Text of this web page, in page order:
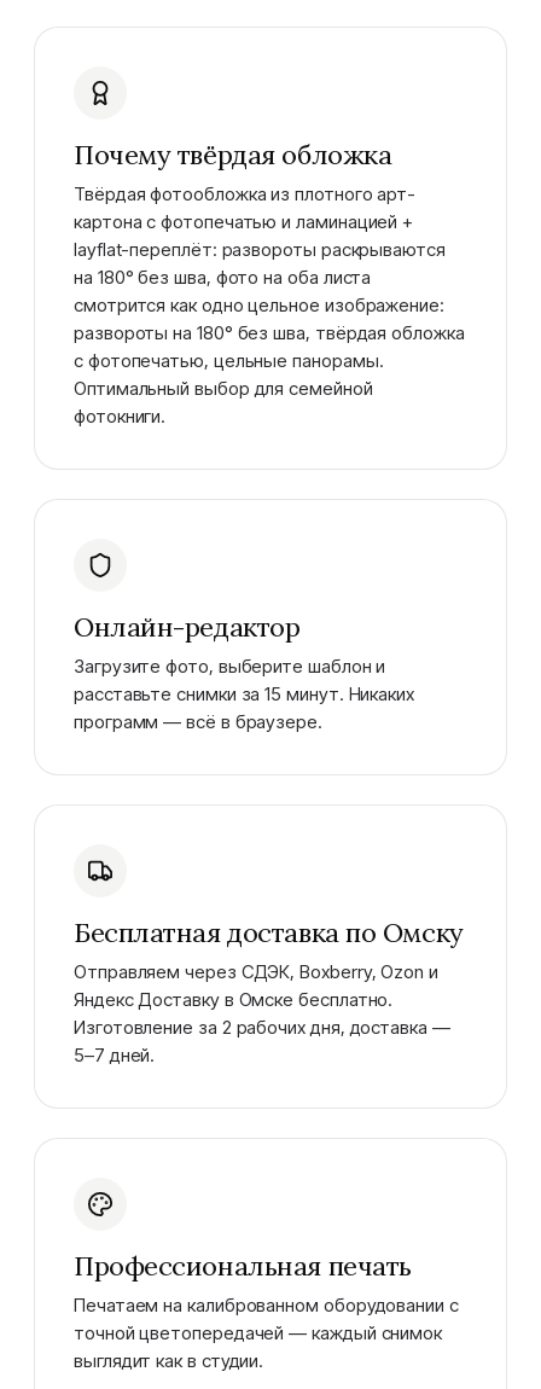
Почему твёрдая обложка
Твёрдая фотообложка из плотного арт-
картона с фотопечатью и ламинацией +
layflat-переплёт: развороты раскрываются
на 180° без шва, фото на оба листа
смотрится как одно цельное изображение:
развороты на 180° без шва, твёрдая обложка
с фотопечатью, цельные панорамы.
Оптимальный выбор для семейной
фотокниги.
Онлайн-редактор
Загрузите фото, выберите шаблон и
расставьте снимки за 15 минут. Никаких
программ — всё в браузере.
Бесплатная доставка по Омску
Отправляем через СДЭК, Boxberry, Ozon и
Яндекс Доставку в Омске бесплатно.
Изготовление за 2 рабочих дня, доставка —
5–7 дней.
Профессиональная печать
Печатаем на калиброванном оборудовании с
точной цветопередачей — каждый снимок
выглядит как в студии.